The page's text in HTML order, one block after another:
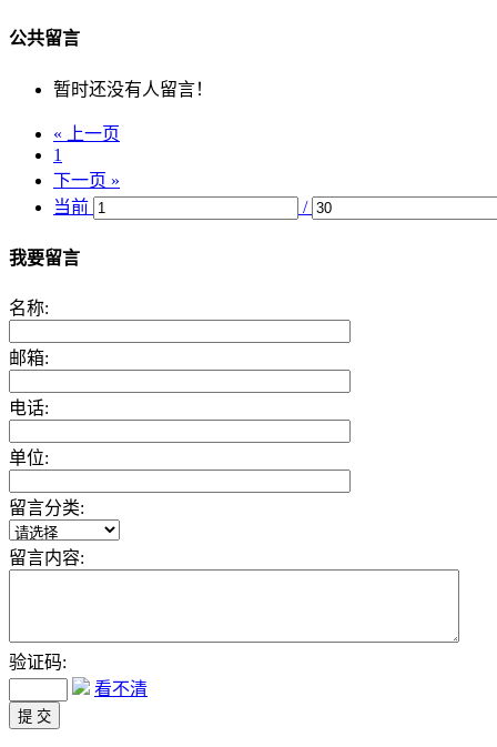
公共留言
暂时还没有人留言！
« 上一页
1
下一页 »
当前
/
我要留言
名称:
邮箱:
电话:
单位:
留言分类:
留言内容:
验证码:
看不清